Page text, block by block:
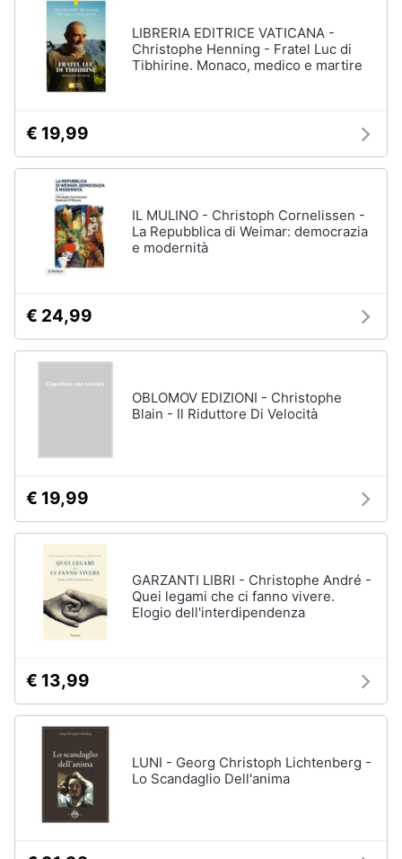
LIBRERIA EDITRICE VATICANA -
Christophe Henning - Fratel Luc di
Tibhirine. Monaco, medico e martire
€ 19,99
IL MULINO - Christoph Cornelissen -
La Repubblica di Weimar: democrazia
e modernità
€ 24,99
OBLOMOV EDIZIONI - Christophe
Blain - Il Riduttore Di Velocità
€ 19,99
GARZANTI LIBRI - Christophe André -
Quei legami che ci fanno vivere.
Elogio dell'interdipendenza
€ 13,99
LUNI - Georg Christoph Lichtenberg -
Lo Scandaglio Dell'anima